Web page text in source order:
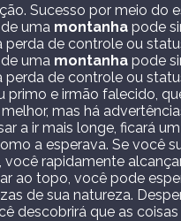
Sucesso por meio do
uma montanhapode
de controle ou
uma montanhapode
de controle ou
primo e irmão falecido,
mas há
a ir mais longe, ficará
a esperava. Se você
rapidamente
ao topo, você pode
de sua natureza.
descobrirá que as